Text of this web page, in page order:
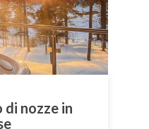
di nozze in